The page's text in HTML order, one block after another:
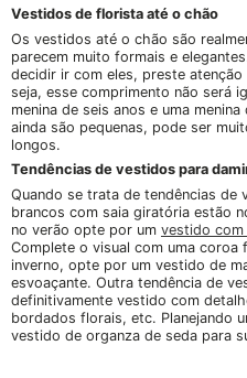
Vestidos de florista até o chão
Os vestidos até o chão são
parecem muito formais e
decidir ir com eles, preste
seja, esse comprimento não será
menina de seis anos e uma
ainda são pequenas, pode ser
longos.
Tendências de vestidos para
Quando se trata de tendências de
brancos com saia giratória estão
no verão opte por um vestido com
Complete o visual com uma coroa
inverno, opte por um vestido de
esvoaçante. Outra tendência de
definitivamente vestido com
bordados florais, etc. Planejando
vestido de organza de seda para